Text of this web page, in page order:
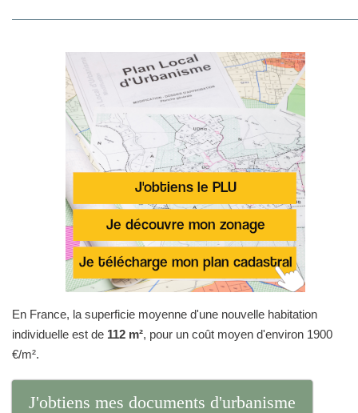
En France, la superficie moyenne d'une nouvelle habitation
individuelle est de 112 m², pour un coût moyen d'environ 1900
€/m².
J'obtiens mes documents d'urbanisme